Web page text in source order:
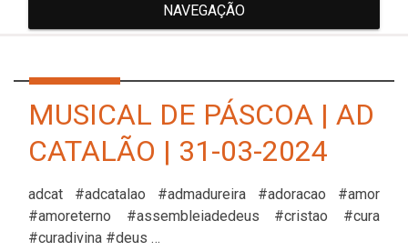
NAVEGAÇÃO
MUSICAL DE PÁSCOA | AD
CATALÃO | 31-03-2024
adcat #adcatalao #admadureira #adoracao #amor
#amoreterno #assembleiadedeus #cristao #cura
#curadivina #deus …